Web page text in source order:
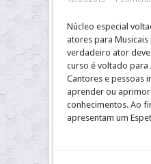
Núcleo especial
atores para
verdadeiro ator
curso é voltado para
Cantores e pessoas
aprender ou
conhecimentos. Ao
apresentam um